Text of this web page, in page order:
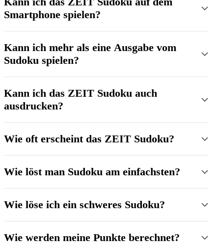
Smartphone spielen?
Kann ich mehr als eine Ausgabe vom
Sudoku spielen?
Kann ich das ZEIT Sudoku auch
ausdrucken?
Wie oft erscheint das ZEIT Sudoku?
Wie löst man Sudoku am einfachsten?
Wie löse ich ein schweres Sudoku?
Wie werden meine Punkte berechnet?